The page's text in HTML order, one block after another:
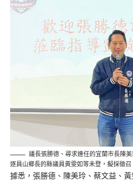
議長張勝德、尋求連任的宜蘭市長陳
逐員山鄉長的縣議員黃雯如等未登，擬採徵召
據悉，張勝德、陳美玲、蔡文益、